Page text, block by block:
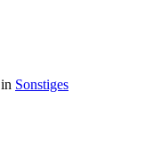
Sonstiges